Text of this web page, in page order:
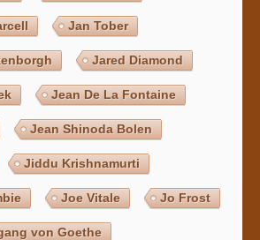
Jan Tober
Jared Diamond
Jean De La Fontaine
Jean Shinoda Bolen
Jiddu Krishnamurti
Joe Vitale Jo Frost
von Goethe